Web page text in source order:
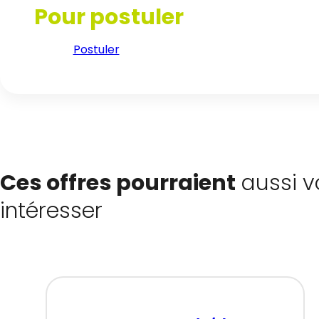
Pour postuler
Postuler
Ces offres pourraient aussi
intéresser